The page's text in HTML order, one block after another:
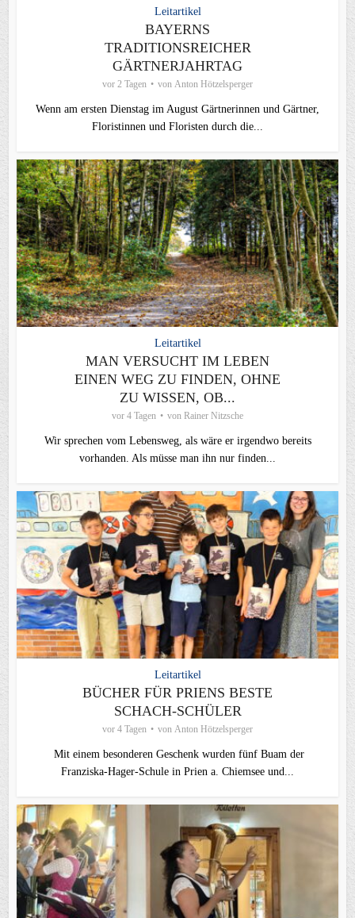
Leitartikel
BAYERNS
TRADITIONSREICHER
GÄRTNERJAHRTAG
vor 2 Tagen von Anton Hötzelsperger
Wenn am ersten Dienstag im August Gärtnerinnen und Gärtner,
Floristinnen und Floristen durch die...
Leitartikel
MAN VERSUCHT IM LEBEN
EINEN WEG ZU FINDEN, OHNE
ZU WISSEN, OB...
vor 4 Tagen von Rainer Nitzsche
Wir sprechen vom Lebensweg, als wäre er irgendwo bereits
vorhanden. Als müsse man ihn nur finden...
Leitartikel
BÜCHER FÜR PRIENS BESTE
SCHACH-SCHÜLER
vor 4 Tagen von Anton Hötzelsperger
Mit einem besonderen Geschenk wurden fünf Buam der
Franziska-Hager-Schule in Prien a. Chiemsee und...